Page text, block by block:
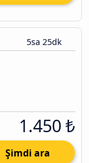
5sa 25dk
1.450 ₺
Şimdi ara